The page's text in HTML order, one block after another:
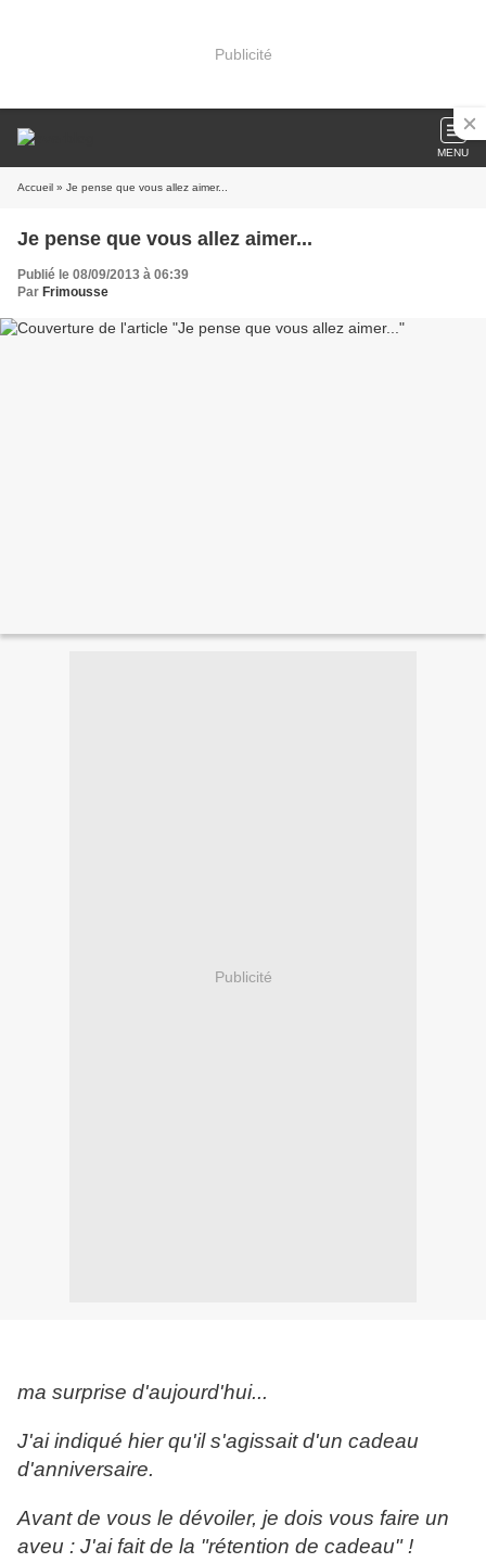
Publicité
MENU
Accueil » Je pense que vous allez aimer...
Je pense que vous allez aimer...
Publié le 08/09/2013 à 06:39
Par Frimousse
Publicité
ma surprise d'aujourd'hui...
J'ai indiqué hier qu'il s'agissait d'un cadeau
d'anniversaire.
Avant de vous le dévoiler, je dois vous faire un
aveu : J'ai fait de la "rétention de cadeau" !